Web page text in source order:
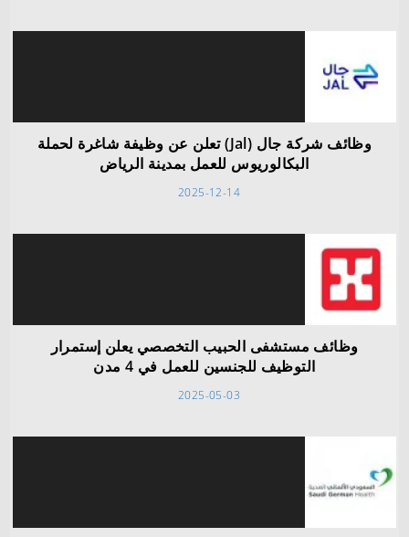
وظائف شركة جال (Jal) تعلن عن وظيفة شاغرة لحملة
البكالوريوس للعمل بمدينة الرياض
2025-12-14
وظائف مستشفى الحبيب التخصصي يعلن إستمرار
التوظيف للجنسين للعمل في 4 مدن
2025-05-03